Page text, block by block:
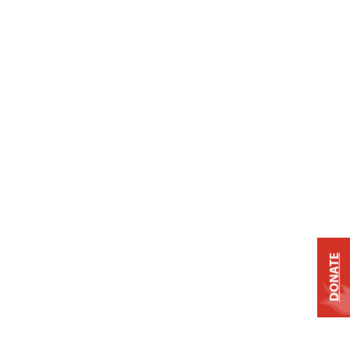
DONATE